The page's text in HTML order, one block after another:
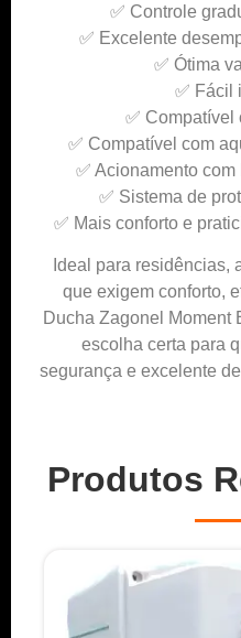
✅ Controle
✅ Excelente
✅ Ótima
✅ Fácil
✅ Compatível
✅ Compatível com
✅ Acionamento
✅ Sistema de
✅ Mais conforto e
Ideal para residências,
que exigem conforto,
Ducha Zagonel Moment
escolha certa para
segurança e excelente
Produtos